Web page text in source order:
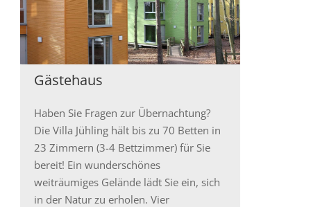
Gästehaus
Haben Sie Fragen zur Übernachtung?
Die Villa Jühling hält bis zu 70 Betten in
23 Zimmern (3-4 Bettzimmer) für Sie
bereit! Ein wunderschönes
weiträumiges Gelände lädt Sie ein, sich
in der Natur zu erholen. Vier